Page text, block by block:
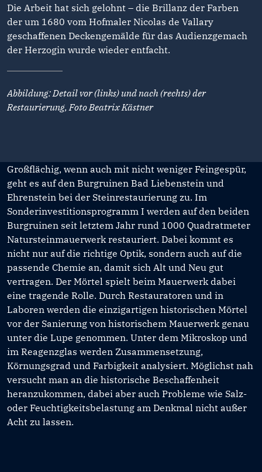
Die Arbeit hat sich gelohnt – die Brillanz der Farben
der um 1680 vom Hofmaler Nicolas de Vallary
geschaffenen Deckengemälde für das Audienzgemach
der Herzogin wurde wieder entfacht.
Abbildung: Detail vor (links) und nach (rechts) der
Restaurierung, Foto Beatrix Kästner
Großflächig, wenn auch mit nicht weniger Feingespür,
geht es auf den Burgruinen Bad Liebenstein und
Ehrenstein bei der Steinrestaurierung zu. Im
Sonderinvestitionsprogramm I werden auf den beiden
Burgruinen seit letztem Jahr rund 1000 Quadratmeter
Natursteinmauerwerk restauriert. Dabei kommt es
nicht nur auf die richtige Optik, sondern auch auf die
passende Chemie an, damit sich Alt und Neu gut
vertragen. Der Mörtel spielt beim Mauerwerk dabei
eine tragende Rolle. Durch Restauratoren und in
Laboren werden die einzigartigen historischen Mörtel
vor der Sanierung von historischem Mauerwerk genau
unter die Lupe genommen. Unter dem Mikroskop und
im Reagenzglas werden Zusammensetzung,
Körnungsgrad und Farbigkeit analysiert. Möglichst nah
versucht man an die historische Beschaffenheit
heranzukommen, dabei aber auch Probleme wie Salz-
oder Feuchtigkeitsbelastung am Denkmal nicht außer
Acht zu lassen.